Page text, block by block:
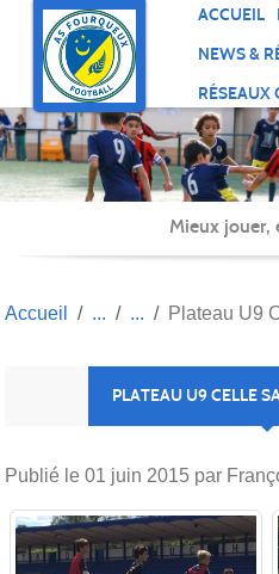
ACCUEIL
NEWS &
RÉSEAUX
Mieux jouer,
Accueil Plateau U9
PLATEAU U9 CELLE
Publié le 01 juin 2015 par
Panneau de gestion des cookies